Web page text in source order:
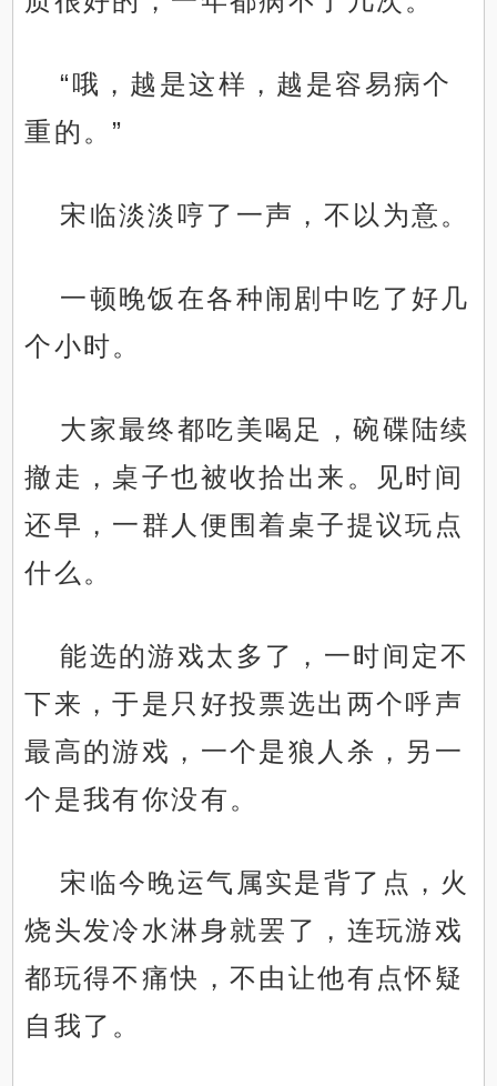
“哦，越是这样，越是容易病个
重的。”
宋临淡淡哼了一声，不以为意。
一顿晚饭在各种闹剧中吃了好几
个小时。
大家最终都吃美喝足，碗碟陆续
撤走，桌子也被收拾出来。见时间
还早，一群人便围着桌子提议玩点
什么。
能选的游戏太多了，一时间定不
下来，于是只好投票选出两个呼声
最高的游戏，一个是狼人杀，另一
个是我有你没有。
宋临今晚运气属实是背了点，火
烧头发冷水淋身就罢了，连玩游戏
都玩得不痛快，不由让他有点怀疑
自我了。